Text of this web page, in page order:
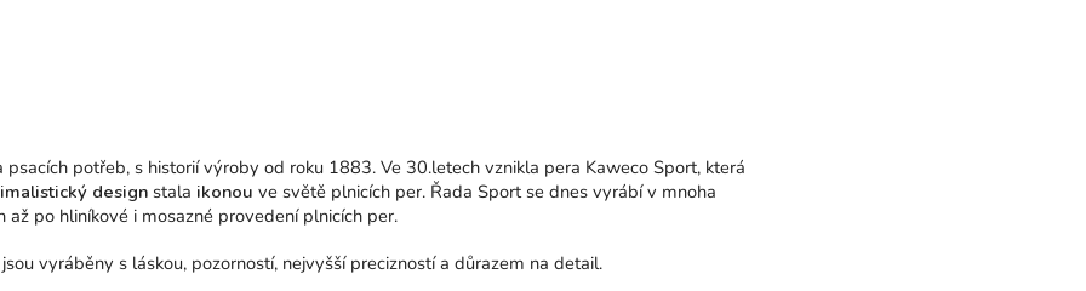
psacích potřeb, s historií výroby od roku 1883. Ve 30.letech vznikla pera Kaweco Sport, která
design stala ikonou ve světě plnicích per. Řada Sport se dnes vyrábí v mnoha
až po hliníkové i mosazné provedení plnicích per.
vyráběny s láskou, pozorností, nejvyšší precizností a důrazem na detail.